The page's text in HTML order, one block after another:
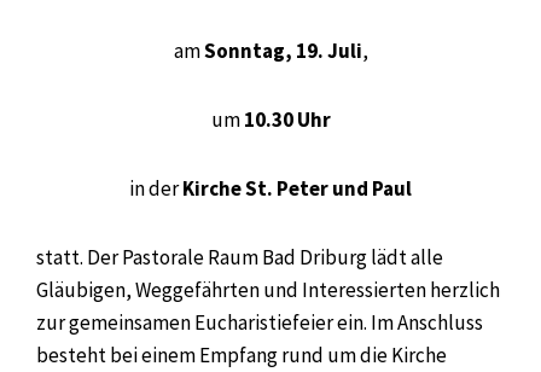
amSonntag, 19. Juli,
um10.30 Uhr
in derKirche St. Peter und Paul
statt. Der Pastorale Raum Bad Driburg lädt alle
Gläubigen, Weggefährten und Interessierten herzlich
zur gemeinsamen Eucharistiefeier ein. Im Anschluss
besteht bei einem Empfang rund um die Kirche